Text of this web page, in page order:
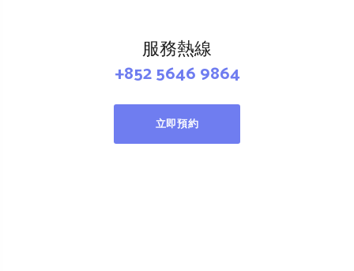
服務熱線
+852 5646 9864
立即預約